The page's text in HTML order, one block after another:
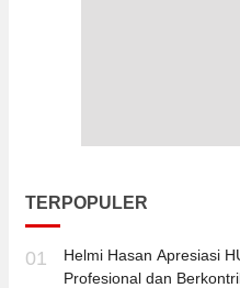
TERPOPULER
01
Helmi Hasan Apresiasi
Profesional dan